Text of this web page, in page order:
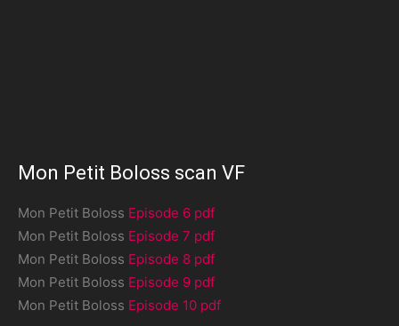
Mon Petit Boloss scan VF
Mon Petit Boloss Episode 6 pdf
Mon Petit Boloss Episode 7 pdf
Mon Petit Boloss Episode 8 pdf
Mon Petit Boloss Episode 9 pdf
Mon Petit Boloss Episode 10 pdf